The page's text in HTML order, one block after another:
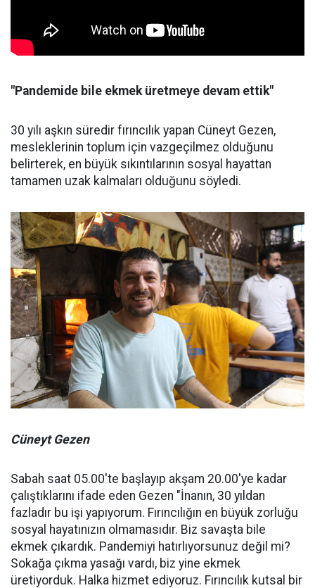
"Pandemide bile ekmek üretmeye devam ettik"
30 yılı aşkın süredir fırıncılık yapan Cüneyt Gezen,
mesleklerinin toplum için vazgeçilmez olduğunu
belirterek, en büyük sıkıntılarının sosyal hayattan
tamamen uzak kalmaları olduğunu söyledi.
Cüneyt Gezen
Sabah saat 05.00'te başlayıp akşam 20.00'ye kadar
çalıştıklarını ifade eden Gezen "İnanın, 30 yıldan
fazladır bu işi yapıyorum. Fırıncılığın en büyük zorluğu
sosyal hayatınızın olmamasıdır. Biz savaşta bile
ekmek çıkardık. Pandemiyi hatırlıyorsunuz değil mi?
Sokağa çıkma yasağı vardı, biz yine ekmek
üretiyorduk. Halka hizmet ediyoruz. Fırıncılık kutsal bir